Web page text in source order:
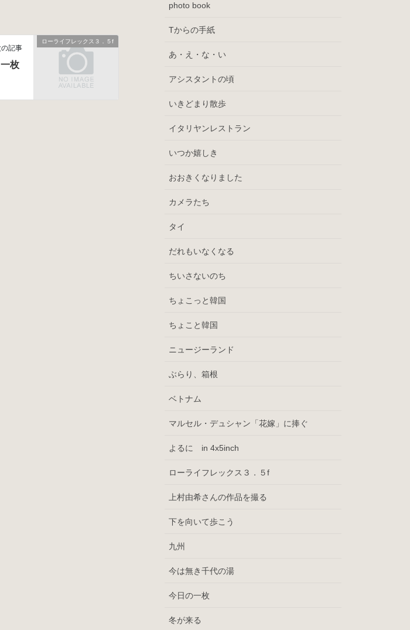
ローライフレックス３．５f
の記事
枚
photo book
Tからの手紙
あ・え・な・い
アシスタントの頃
いきどまり散歩
イタリヤンレストラン
いつか嬉しき
おおきくなりました
カメラたち
タイ
だれもいなくなる
ちいさないのち
ちょこっと韓国
ちょこと韓国
ニュージーランド
ぶらり、箱根
ベトナム
マルセル・デュシャン「花嫁」に捧ぐ
よるに in 4x5inch
ローライフレックス３．５f
上村由希さんの作品を撮る
下を向いて歩こう
九州
今は無き千代の湯
今日の一枚
冬が来る